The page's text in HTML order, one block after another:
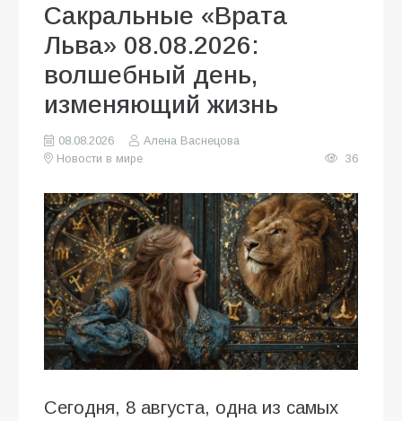
Сакральные «Врата
Льва» 08.08.2026:
волшебный день,
изменяющий жизнь
08.08.2026
Алена Васнецова
Новости в мире
36
Сегодня, 8 августа, одна из самых